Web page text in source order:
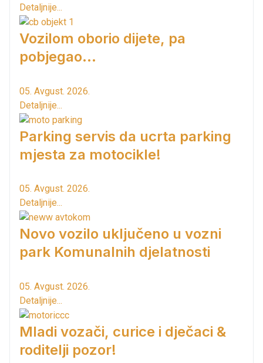
Detaljnije...
Vozilom oborio dijete, pa
pobjegao...
05. Avgust. 2026.
Detaljnije...
Parking servis da ucrta parking
mjesta za motocikle!
05. Avgust. 2026.
Detaljnije...
Novo vozilo uključeno u vozni
park Komunalnih djelatnosti
05. Avgust. 2026.
Detaljnije...
Mladi vozači, curice i dječaci &
roditelji pozor!